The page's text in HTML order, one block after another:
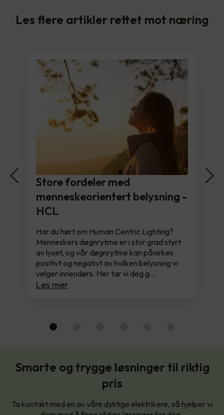
Les flere artikler rettet mot næring
Store fordeler med
menneskeorientert belysning -
HCL
Har du hørt om Human Centric Lighting?
Menneskers døgnrytme er i stor grad styrt
av lyset, og vår døgnrytme kan påvirkes
positivt og negativt av hvilken belysning vi
velger innendørs. Her tar vi deg g…
Les mer
Smarte og trygge løsninger til riktig
pris
Ta kontakt med en av våre dyktige elektrikere, så hjelper vi